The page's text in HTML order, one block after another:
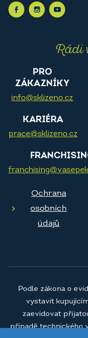
Rádi
PRO
ZÁKAZNÍKY
info@sklizeno.cz
KARIÉRA
prace@sklizeno.cz
Ochrana
osobních
údajů
Podle zákona o
vystavit
zaevidovat
případě technického